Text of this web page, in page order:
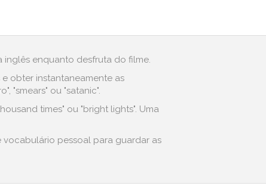
enquanto desfruta do filme.
obter instantaneamente as
"smears" ou "satanic".
times" ou "bright lights". Uma
vocabulário pessoal para guardar as